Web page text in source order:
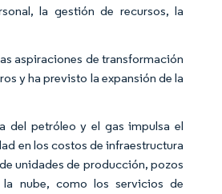
la gestión de recursos, la
aspiraciones de transformación
y ha previsto la expansión de la
del petróleo y el gas impulsa el
en los costos de infraestructura
unidades de producción, pozos
nube, como los servicios de